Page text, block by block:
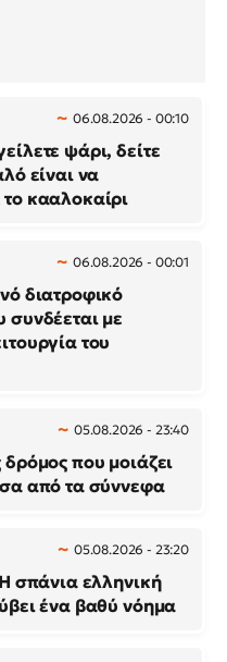
06.08.2026 - 00:10
ψάρι, δείτε
είναι να
κααλοκαίρι
06.08.2026 - 00:01
διατροφικό
συνδέεται με
του
05.08.2026 - 23:40
που μοιάζει
από τα σύννεφα
05.08.2026 - 23:20
σπάνια ελληνική
ένα βαθύ νόημα